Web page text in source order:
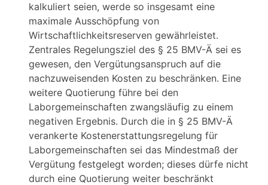
kalkuliert seien, werde so insgesamt eine
maximale Ausschöpfung von
Wirtschaftlichkeitsreserven gewährleistet.
Zentrales Regelungsziel des § 25 BMV-Ä sei es
gewesen, den Vergütungsanspruch auf die
nachzuweisenden Kosten zu beschränken. Eine
weitere Quotierung führe bei den
Laborgemeinschaften zwangsläufig zu einem
negativen Ergebnis. Durch die in § 25 BMV-Ä
verankerte Kostenerstattungsregelung für
Laborgemeinschaften sei das Mindestmaß der
Vergütung festgelegt worden; dieses dürfe nicht
durch eine Quotierung weiter beschränkt